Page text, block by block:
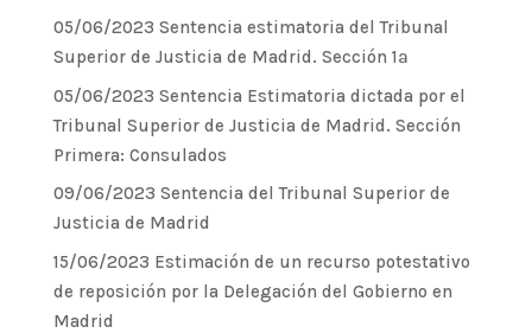
05/06/2023 Sentencia estimatoria del Tribunal
Superior de Justicia de Madrid. Sección 1ª
05/06/2023 Sentencia Estimatoria dictada por el
Tribunal Superior de Justicia de Madrid. Sección
Primera: Consulados
09/06/2023 Sentencia del Tribunal Superior de
Justicia de Madrid
15/06/2023 Estimación de un recurso potestativo
de reposición por la Delegación del Gobierno en
Madrid